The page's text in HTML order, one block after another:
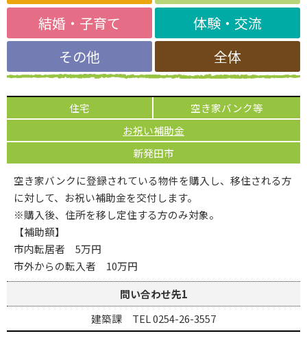
結婚・子育て
体験・交流
その他
全体
住宅
空き家バンク等
お祝い補助金
新発田市
空き家バンクに登録されている物件を購入し、移住される方
に対して、お祝い補助金を交付します。
※購入後、住所を移し定住する方のみ対象。
【補助額】
市内転居者 5万円
市外からの転入者 10万円
問い合わせ先1
建築課 TEL 0254-26-3557